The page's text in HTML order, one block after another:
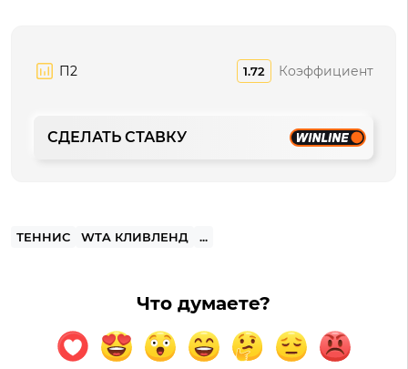
П2 1.72 Коэффициент
СДЕЛАТЬ СТАВКУ
ТЕННИС WTA КЛИВЛЕНД ...
Что думаете?